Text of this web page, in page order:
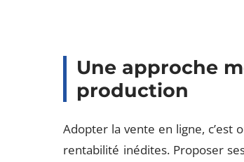
Une approche
production
Adopter la vente en ligne, c’est
rentabilité inédites. Proposer